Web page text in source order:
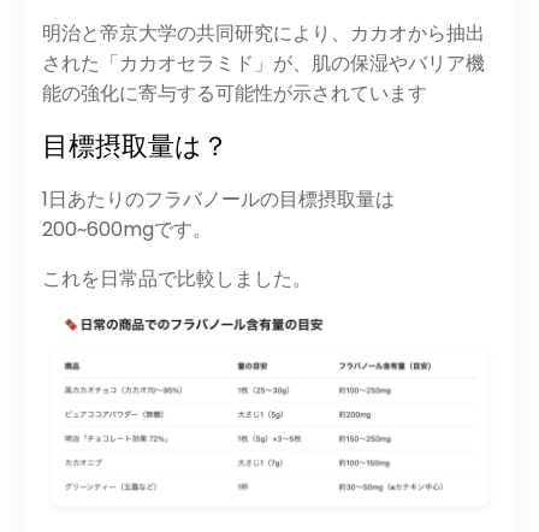
明治と帝京大学の共同研究により、カカオから抽出
された「カカオセラミド」が、肌の保湿やバリア機
能の強化に寄与する可能性が示されています
目標摂取量は？
1日あたりのフラバノールの目標摂取量は
200~600mgです。
これを日常品で比較しました。